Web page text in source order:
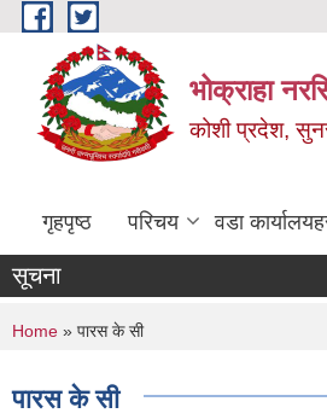
Skip to main content
भोक्राहा
कोशी प्रदेश,
गृहपृष्ठ परिचय वडा
सूचना
You are here
Home » पारस के सी
पारस के सी